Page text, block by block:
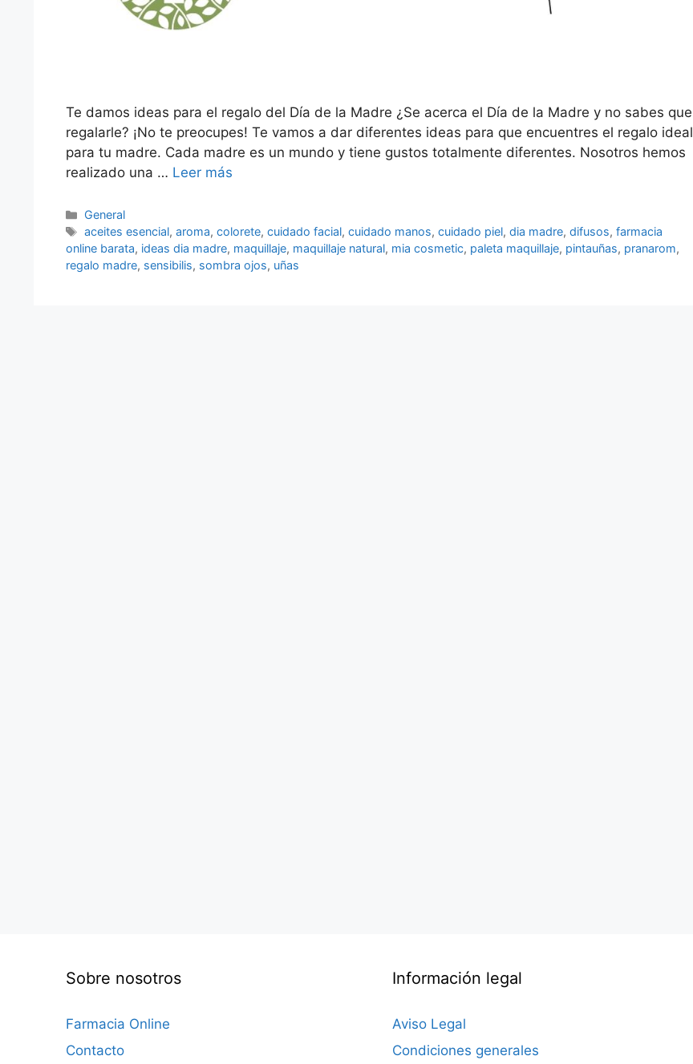
Te damos ideas para el regalo del Día de la Madre ¿Se acerca el Día de la Madre y no sabes que
regalarle? ¡No te preocupes! Te vamos a dar diferentes ideas para que encuentres el regalo ideal
para tu madre. Cada madre es un mundo y tiene gustos totalmente diferentes. Nosotros hemos
realizado una … Leer más
Categorías
General
Etiquetas
aceites esencial,aroma,colorete,cuidado facial,cuidado manos,cuidado piel,dia madre,difusos,farmacia
online barata, ideas dia madre, maquillaje, maquillaje natural, mia cosmetic, paleta maquillaje, pintauñas, pranarom,
regalo madre, sensibilis, sombra ojos, uñas
Sobre nosotros
Farmacia Online
Contacto
Información legal
Aviso Legal
Condiciones generales